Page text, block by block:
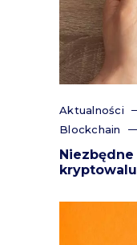
Aktualności
Blockchain